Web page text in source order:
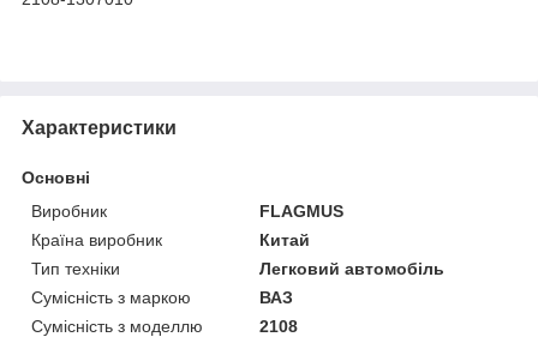
Характеристики
Основні
Виробник
FLAGMUS
Країна виробник
Китай
Тип техніки
Легковий автомобіль
Сумісність з маркою
ВАЗ
Сумісність з моделлю
2108